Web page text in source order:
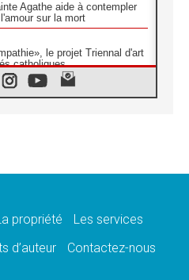
Agathe aide à contempler
sur la mort
le projet Triennal d'art
catholiques
la parole aux religieuses
et mémoire nationale
propriété
Les services
d’auteur Contactez-nous